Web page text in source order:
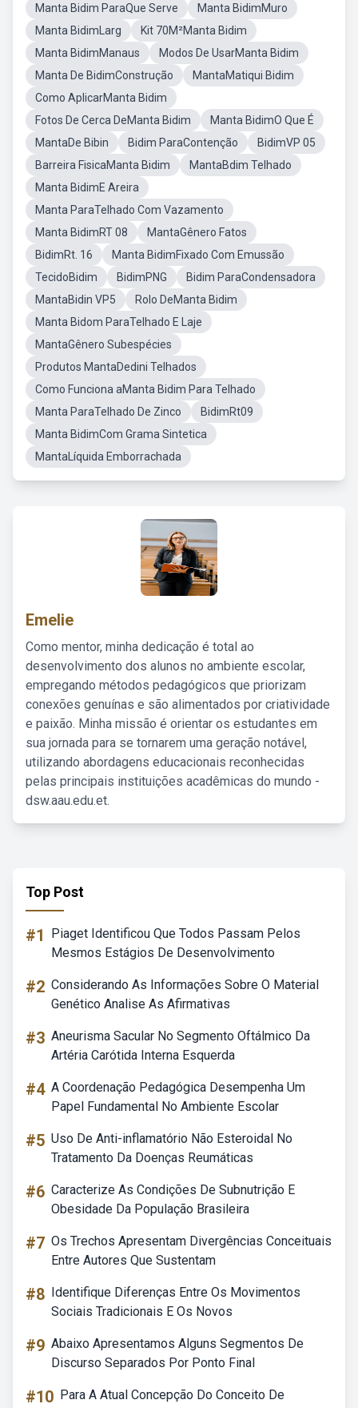
Manta Bidim ParaQue Serve
Manta BidimMuro
Manta BidimLarg
Kit 70M²Manta Bidim
Manta BidimManaus
Modos De UsarManta Bidim
Manta De BidimConstrução
MantaMatiqui Bidim
Como AplicarManta Bidim
Fotos De Cerca DeManta Bidim
Manta BidimO Que É
MantaDe Bibin
Bidim ParaContenção
BidimVP 05
Barreira FisicaManta Bidim
MantaBdim Telhado
Manta BidimE Areira
Manta ParaTelhado Com Vazamento
Manta BidimRT 08
MantaGênero Fatos
BidimRt. 16
Manta BidimFixado Com Emussão
TecidoBidim
BidimPNG
Bidim ParaCondensadora
MantaBidin VP5
Rolo DeManta Bidim
Manta Bidom ParaTelhado E Laje
MantaGênero Subespécies
Produtos MantaDedini Telhados
Como Funciona aManta Bidim Para Telhado
Manta ParaTelhado De Zinco
BidimRt09
Manta BidimCom Grama Sintetica
MantaLíquida Emborrachada
Emelie
Como mentor, minha dedicação é total ao
desenvolvimento dos alunos no ambiente escolar,
empregando métodos pedagógicos que priorizam
conexões genuínas e são alimentados por criatividade
e paixão. Minha missão é orientar os estudantes em
sua jornada para se tornarem uma geração notável,
utilizando abordagens educacionais reconhecidas
pelas principais instituições acadêmicas do mundo -
dsw.aau.edu.et.
Top Post
#1
Piaget Identificou Que Todos Passam Pelos
Mesmos Estágios De Desenvolvimento
#2 Considerando As Informações Sobre O Material
Genético Analise As Afirmativas
#3 Aneurisma Sacular No Segmento Oftálmico Da
Artéria Carótida Interna Esquerda
#4 A Coordenação Pedagógica Desempenha Um
Papel Fundamental No Ambiente Escolar
#5 Uso De Anti-inflamatório Não Esteroidal No
Tratamento Da Doenças Reumáticas
#6 Caracterize As Condições De Subnutrição E
Obesidade Da População Brasileira
#7 Os Trechos Apresentam Divergências Conceituais
Entre Autores Que Sustentam
#8 Identifique Diferenças Entre Os Movimentos
Sociais Tradicionais E Os Novos
#9 Abaixo Apresentamos Alguns Segmentos De
Discurso Separados Por Ponto Final
#10 Para A Atual Concepção Do Conceito De